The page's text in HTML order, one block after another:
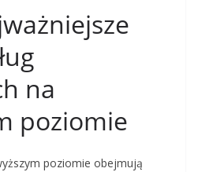
na
poziomie
poziomie obejmują